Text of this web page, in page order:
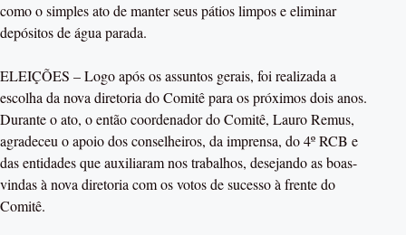
como o simples ato de manter seus pátios limpos e eliminar
depósitos de água parada.
ELEIÇÕES – Logo após os assuntos gerais, foi realizada a
escolha da nova diretoria do Comitê para os próximos dois anos.
Durante o ato, o então coordenador do Comitê, Lauro Remus,
agradeceu o apoio dos conselheiros, da imprensa, do 4º RCB e
das entidades que auxiliaram nos trabalhos, desejando as boas-
vindas à nova diretoria com os votos de sucesso à frente do
Comitê.